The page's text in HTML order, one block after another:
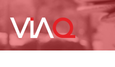
huvudinnehåll